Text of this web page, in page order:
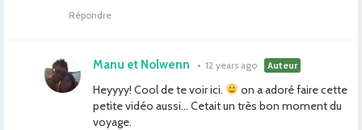
Répondre
Manu et Nolwenn • 12 years ago Auteur
Heyyyy! Cool de te voir ici.
on a adoré faire cette
petite vidéo aussi… Cetait un très bon moment du
voyage.